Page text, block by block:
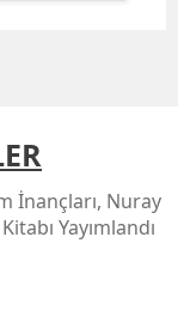
İnançları, Nuray
Yayımlandı